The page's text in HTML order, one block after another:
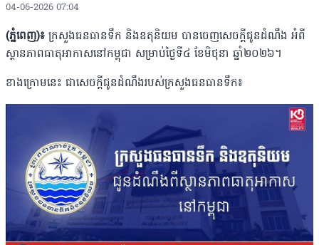
04-06-2026 07:04
(ភ្នំពេញ)៖ ក្រសួងធនធានទឹក និងឧតុនិយម បានចេញសេចក្តីជូនដំណឹង អំពី
ស្ថានភាពធាតុអាកាសនៅកម្ពុជា សម្រាប់ថ្ងៃទី៤ ខែមិថុនា ឆ្នាំ២០២៦។
ខាងក្រោមនេះ ជាសេចក្តីជូនដំណឹងរបស់ក្រសួងធនធានទឹក៖